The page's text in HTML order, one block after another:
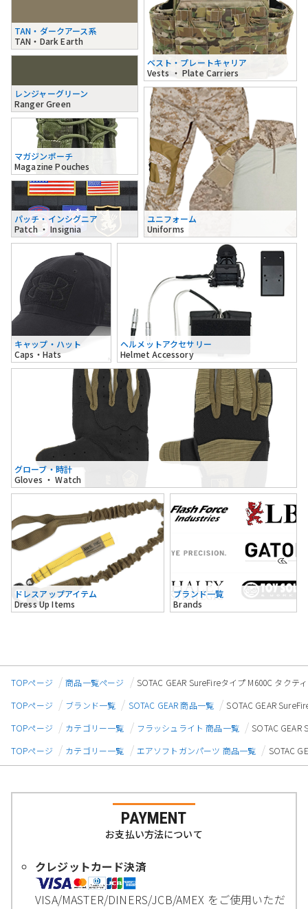
TAN・ダークアース系
TAN・Dark Earth
レンジャーグリーン
Ranger Green
ベスト・プレートキャリア
Vests ・ Plate Carriers
マガジンポーチ
Magazine Pouches
パッチ・インシグニア
Patch ・ Insignia
ユニフォーム
Uniforms
キャップ・ハット
Caps・Hats
ヘルメットアクセサリー
Helmet Accessory
グローブ・時計
Gloves ・ Watch
ドレスアップアイテム
Dress Up Items
ブランド一覧
Brands
TOPページ 商品一覧ページ
SOTAC GEAR SureFireタイプ M600C タク
TOPページ
ブランド一覧 SOTAC GEAR 商品一覧
SOTAC GEAR
TOPページ
カテゴリー一覧 フラッシュライト 商品一覧
SOTAC
TOPページ
カテゴリー一覧 エアソフトガンパーツ 商品一覧 SOTAC
PAYMENT
お支払い方法について
クレジットカード決済
VISA/MASTER/DINERS/JCB/AMEX をご使用いただ